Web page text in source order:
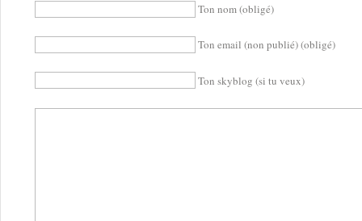
Ton nom (obligé)
Ton email (non publié) (obligé)
Ton skyblog (si tu veux)